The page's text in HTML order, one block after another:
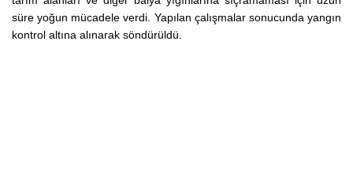
süre yoğun mücadele verdi. Yapılan çalışmalar sonucunda yangın
kontrol altına alınarak söndürüldü.